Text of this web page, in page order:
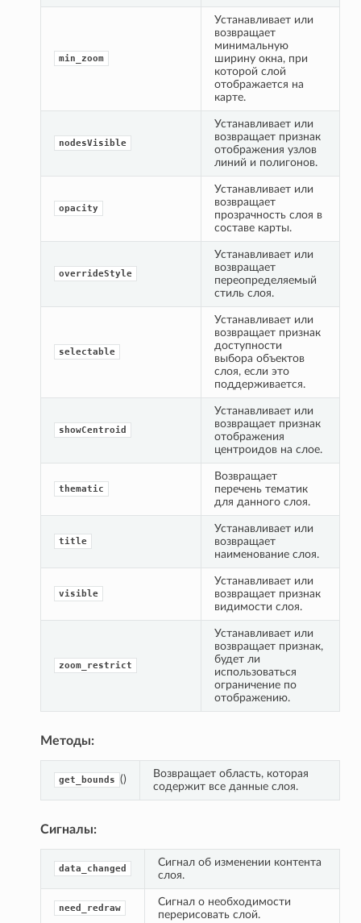
min_zoom
Устанавливает или
возвращает
минимальную
ширину окна, при
которой слой
отображается на
карте.
nodesVisible
Устанавливает или
возвращает признак
отображения узлов
линий и полигонов.
opacity
Устанавливает или
возвращает
прозрачность слоя в
составе карты.
overrideStyle
Устанавливает или
возвращает
переопределяемый
стиль слоя.
selectable
Устанавливает или
возвращает признак
доступности
выбора объектов
слоя, если это
поддерживается.
showCentroid
Устанавливает или
возвращает признак
отображения
центроидов на слое.
thematic
Возвращает
перечень тематик
для данного слоя.
title
Устанавливает или
возвращает
наименование слоя.
visible
Устанавливает или
возвращает признак
видимости слоя.
zoom_restrict
Устанавливает или
возвращает признак,
будет ли
использоваться
ограничение по
отображению.
Методы:
get_bounds ()
Возвращает область, которая
содержит все данные слоя.
Сигналы:
data_changed
Сигнал об изменении контента
слоя.
need_redraw
Сигнал о необходимости
перерисовать слой.